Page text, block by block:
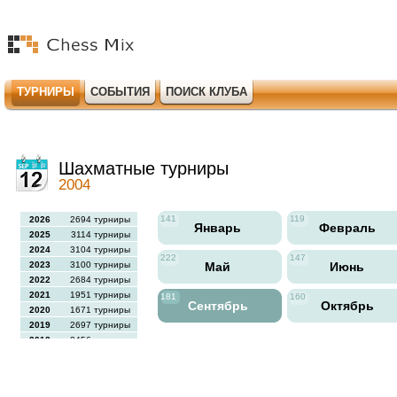
ТУРНИРЫ СОБЫТИЯ ПОИСК КЛУБА
Шахматные турниры
2004
2026
2694 турниры
2025
3114 турниры
2024
3104 турниры
2023
3100 турниры
2022
2684 турниры
2021
1951 турниры
2020
1671 турниры
2019
2697 турниры
2018
2456 турниры
141
Январь
119
Февраль
222
Май
147
Июнь
181
Сентябрь
160
Октябрь